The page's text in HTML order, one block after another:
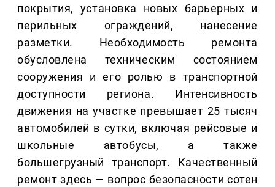
покрытия, установка новых барьерных и
перильных ограждений, нанесение
разметки. Необходимость ремонта
обусловлена техническим состоянием
сооружения и его ролью в транспортной
доступности региона. Интенсивность
движения на участке превышает 25 тысяч
автомобилей в сутки, включая рейсовые и
школьные автобусы, а также
большегрузный транспорт. Качественный
ремонт здесь — вопрос безопасности сотен